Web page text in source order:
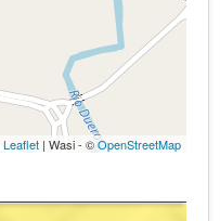
Leaflet | Wasi - ©OpenStreetMap